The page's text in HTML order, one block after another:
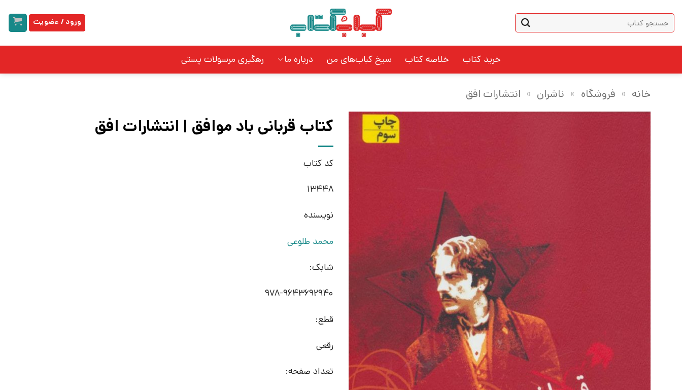
content
جستجو
برای:
ورود / عضویت
خرید کتاب خلاصه کتاب سیخ کباب‌های من درباره ما رهگیری مرسولات پستی
خانه » فروشگاه » ناشران » انتشارات افق
کتاب قربانی باد موافق | انتشارات افق
کد کتاب
13448
نویسنده
محمد طلوعی
شابک:
978-9643692940
قطع:
رقعی
تعداد صفحه: